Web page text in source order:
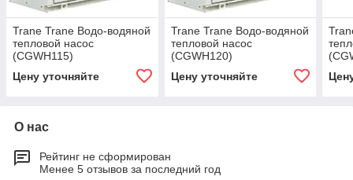
Trane Trane Водо-водяной
тепловой насос
(CGWH115)
Цену уточняйте
Trane Trane Водо-водяной
тепловой насос
(CGWH120)
Цену уточняйте
О нас
Рейтинг не сформирован
Менее 5 отзывов за последний год